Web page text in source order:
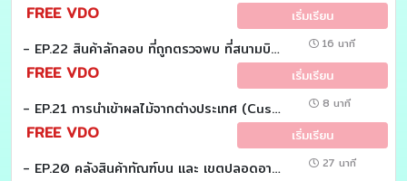
FREE VDO เริ่มเรียน
- EP.22 สินค้าลักลอบ ที่ถูกตรวจพบ ที่สนามบิน (Customs EZ (Easy)) 16 นาที
FREE VDO เริ่มเรียน
- EP.21 การนำเข้าผลไม้จากต่างประเทศ (Customs EZ (Easy)) 8 นาที
FREE VDO เริ่มเรียน
- EP.20 คลังสินค้าทัณฑ์บน และ เขตปลอดอากร ต่างกันอย่างไร (Customs EZ (Easy)) 27 นาที